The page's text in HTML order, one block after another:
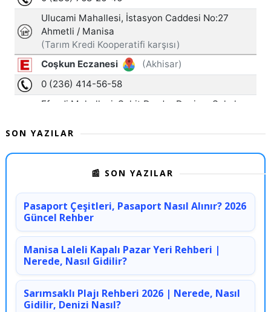
SON YAZILAR
📰 SON YAZILAR
Pasaport Çeşitleri, Pasaport Nasıl Alınır? 2026
Güncel Rehber
Manisa Laleli Kapalı Pazar Yeri Rehberi |
Nerede, Nasıl Gidilir?
Sarımsaklı Plajı Rehberi 2026 | Nerede, Nasıl
Gidilir, Denizi Nasıl?